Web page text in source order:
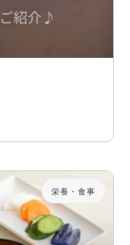
栄養・食事